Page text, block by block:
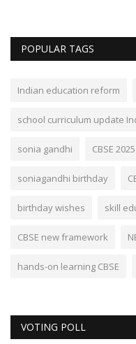
POPULAR TAGS
Indian education reform
school curriculum update
sonia gandhi CBSE
soniagandhi birthday
birthday wishes skill
CBSE new framework
hands-on learning CBSE
VOTING POLL